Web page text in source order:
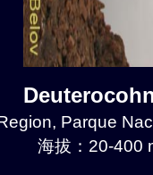
Parque
海拔：20-400